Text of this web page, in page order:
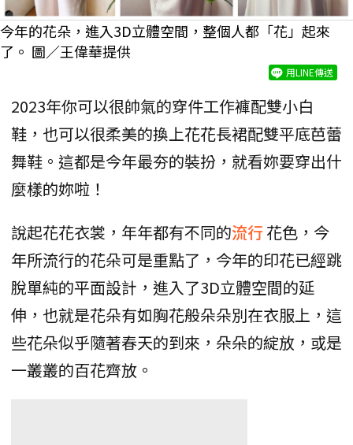
今年的花朵，進入3D立體空間，整個人都「花」起來
了。 圖／王偉華提供
用LINE傳送
2023年你可以很帥氣的穿件工作褲配雙小白
鞋，也可以很柔美的換上花花長裙配雙平底芭蕾
舞鞋。這都是今年最夯的裝扮，就看妳要穿出什
麼樣的妳啦！
說起花花衣裳，年年都有不同的流行花色，今
年所流行的花朵可是重點了，今年的印花已經跳
脫單純的平面設計，進入了3D立體空間的延
伸，也就是花朵有如胸花般朵朵別在衣服上，這
些花朵似乎隨著春天的到來，朵朵的綻放，或是
一叢叢的百花齊放。